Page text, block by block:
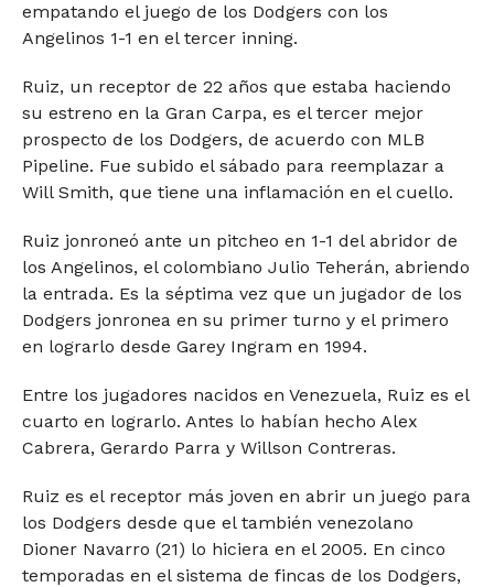
empatando el juego de los Dodgers con los
Angelinos 1-1 en el tercer inning.
Ruiz, un receptor de 22 años que estaba haciendo
su estreno en la Gran Carpa, es el tercer mejor
prospecto de los Dodgers, de acuerdo con MLB
Pipeline. Fue subido el sábado para reemplazar a
Will Smith, que tiene una inflamación en el cuello.
Ruiz jonroneó ante un pitcheo en 1-1 del abridor de
los Angelinos, el colombiano Julio Teherán, abriendo
la entrada. Es la séptima vez que un jugador de los
Dodgers jonronea en su primer turno y el primero
en lograrlo desde Garey Ingram en 1994.
Entre los jugadores nacidos en Venezuela, Ruiz es el
cuarto en lograrlo. Antes lo habían hecho Alex
Cabrera, Gerardo Parra y Willson Contreras.
Ruiz es el receptor más joven en abrir un juego para
los Dodgers desde que el también venezolano
Dioner Navarro (21) lo hiciera en el 2005. En cinco
temporadas en el sistema de fincas de los Dodgers,